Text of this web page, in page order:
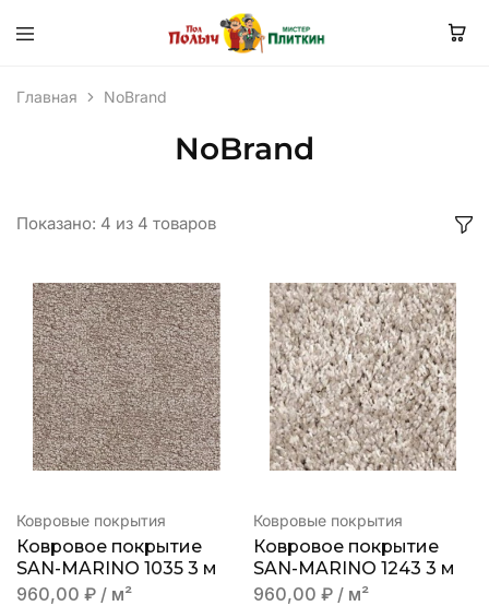
Главная NoBrand
NoBrand
Показано: 4 из 4 товаров
Ковровые покрытия
Ковровое покрытие
SAN-MARINO 1035 3 м
960,00 ₽ / м²
Ковровые покрытия
Ковровое покрытие
SAN-MARINO 1243 3 м
960,00 ₽ / м²